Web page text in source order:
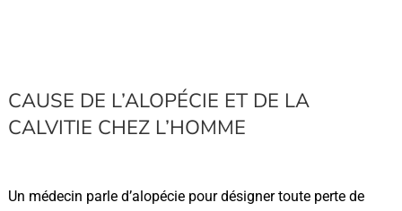
CAUSE DE L’ALOPÉCIE ET DE LA
CALVITIE CHEZ L’HOMME
Un médecin parle d’alopécie pour désigner toute perte de